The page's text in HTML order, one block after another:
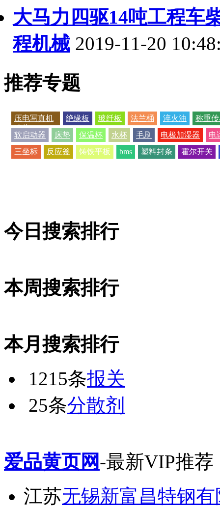
大马力四驱14吨工程车
程机械 2019-11-20
推荐专题
压电写真机
喷头
绝缘板 玻纤板 法兰桶 淬火油
称重
软启动器
床垫 保温杯 水杯 毛刷 电极加湿器
电
三坐标
反应釜 铸铁平板 bms 塑料封条 霍尔开关
今日搜索排行
本周搜索排行
本月搜索排行
1215条报关
25条分散剂
爱品黄页网-最新VIP推荐
江苏无锡新富昌特钢